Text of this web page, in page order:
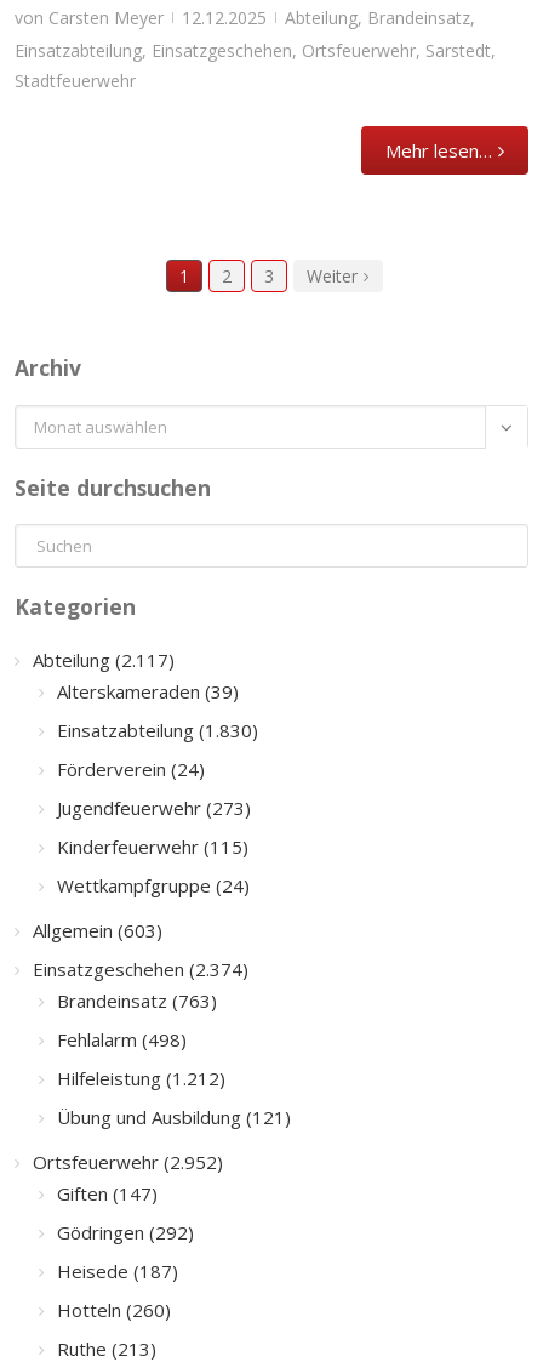
von Carsten Meyer | 12.12.2025 | Abteilung, Brandeinsatz,
Einsatzabteilung, Einsatzgeschehen, Ortsfeuerwehr, Sarstedt,
Stadtfeuerwehr
Mehr lesen…
1 2 3 Weiter
Archiv
Archiv 
Seite durchsuchen
Kategorien
Abteilung (2.117)
Alterskameraden (39)
Einsatzabteilung (1.830)
Förderverein (24)
Jugendfeuerwehr (273)
Kinderfeuerwehr (115)
Wettkampfgruppe (24)
Allgemein (603)
Einsatzgeschehen (2.374)
Brandeinsatz (763)
Fehlalarm (498)
Hilfeleistung (1.212)
Übung und Ausbildung (121)
Ortsfeuerwehr (2.952)
Giften (147)
Gödringen (292)
Heisede (187)
Hotteln (260)
Ruthe (213)